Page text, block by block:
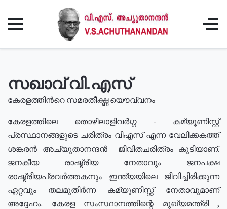
സഖാവ് വി.എസ്
കേരളത്തിൻറെ സമരതീക്ഷ്ണ യൌവ്വനം
കേരളത്തിലെ തൊഴിലാളിവർഗ്ഗ - കമ്യൂണിസ്റ്റ്
പ്രസ്ഥാനങ്ങളുടെ ചരിത്രം വിഎസ് എന്ന വേലിക്കകത്ത്
ശങ്കരൻ അച്യുതാനന്ദൻ ജീവിതചരിത്രം കൂടിയാണ്.
ജനകീയ രാഷ്ട്രീയ നേതാവും ജനപക്ഷ
രാഷ്ട്രീയപ്രവർത്തകനും ഇന്ത്യയിലെ ജീവിച്ചിരിക്കുന്ന
ഏറ്റവും തലമുതിർന്ന കമ്യൂണിസ്റ്റ് നേതാവുമാണ്
അദ്ദേഹം. കേരള സംസ്ഥാനത്തിന്റെ മുഖ്യമന്ത്രി ,